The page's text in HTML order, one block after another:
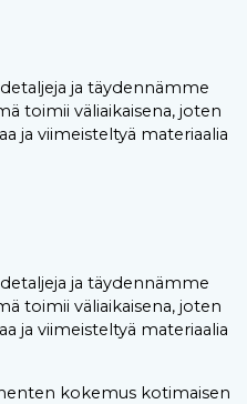
ja täydennämme
toimii väliaikaisena, joten
ja viimeisteltyä materiaalia
ja täydennämme
toimii väliaikaisena, joten
ja viimeisteltyä materiaalia
kokemus kotimaisen